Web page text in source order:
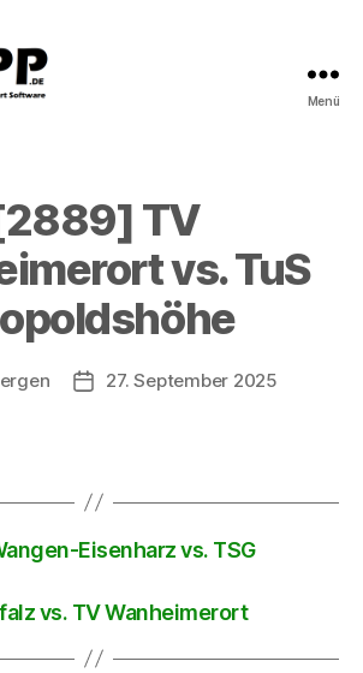
Menü
TV
vs. TuS
Beitragsdatum
27. September 2025
Eisenharz vs. TSG
vs. TV Wanheimerort